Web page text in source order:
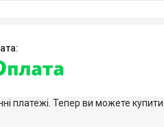
платежі. Тепер ви можете